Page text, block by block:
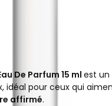
De Parfum 15 ml est
idéal pour ceux qui
affirmé.